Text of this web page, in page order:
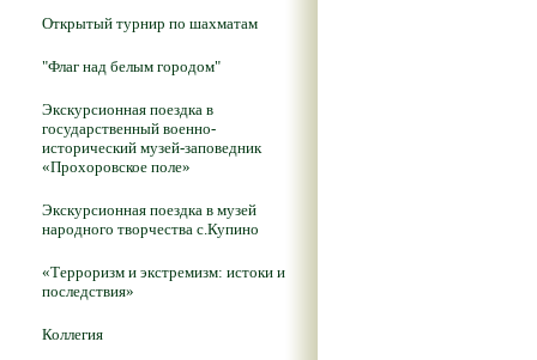
Открытый турнир по шахматам
"Флаг над белым городом"
Экскурсионная поездка в
государственный военно-
исторический музей-заповедник
«Прохоровское поле»
Экскурсионная поездка в музей
народного творчества с.Купино
«Терроризм и экстремизм: истоки и
последствия»
Коллегия